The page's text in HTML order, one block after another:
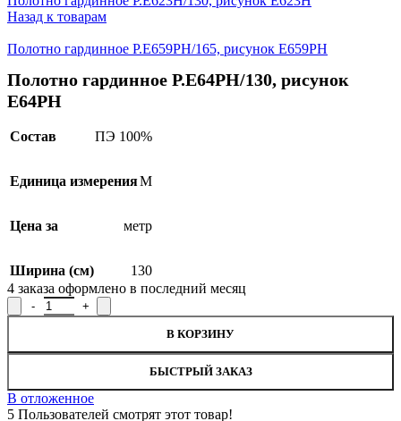
Назад к товарам
Полотно гардинное Р.Е659РН/165, рисунок Е659РН
Полотно гардинное Р.Е64РН/130, рисунок
Е64РН
Состав ПЭ 100%
Единица измеренияМ
Цена за метр
Ширина (см)
130
4 заказа оформлено в последний месяц
Количество товара Полотно гардинное Р.Е64РН/130, рисунок
В КОРЗИНУ
БЫСТРЫЙ ЗАКАЗ
В отложенное
5 Пользователей смотрят этот товар!